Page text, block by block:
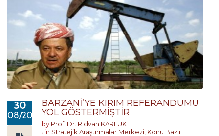
30
08/2017
BARZANİ’YE KIRIM REFERANDUMU
YOL GÖSTERMİŞTİR
by Prof. Dr. Rıdvan KARLUK
in Stratejik Araştırmalar Merkezi Konu Bazlı